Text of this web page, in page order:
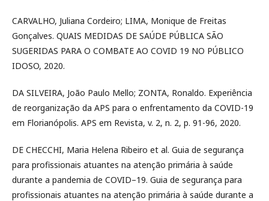
CARVALHO, Juliana Cordeiro; LIMA, Monique de Freitas
Gonçalves. QUAIS MEDIDAS DE SAÚDE PÚBLICA SÃO
SUGERIDAS PARA O COMBATE AO COVID 19 NO PÚBLICO
IDOSO, 2020.
DA SILVEIRA, João Paulo Mello; ZONTA, Ronaldo. Experiência
de reorganização da APS para o enfrentamento da COVID-19
em Florianópolis. APS em Revista, v. 2, n. 2, p. 91-96, 2020.
DE CHECCHI, Maria Helena Ribeiro et al. Guia de segurança
para profissionais atuantes na atenção primária à saúde
durante a pandemia de COVID–19. Guia de segurança para
profissionais atuantes na atenção primária à saúde durante a